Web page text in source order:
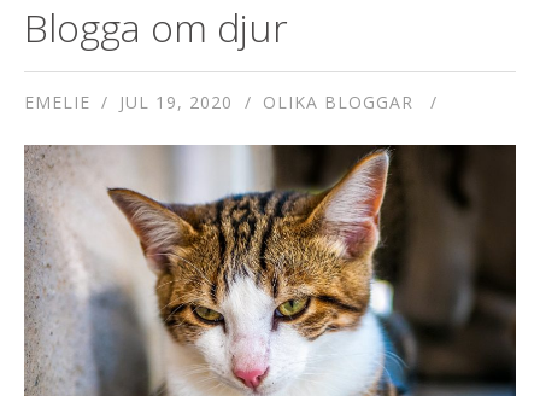
Blogga om djur
EMELIE JUL 19, 2020 OLIKA BLOGGAR